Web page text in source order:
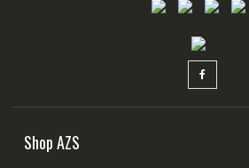
Shop AZS